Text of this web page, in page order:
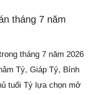
tháng 7 năm
tháng 7 năm 2026
Tý, Giáp Tý, Bính
tuổi Tý lựa chọn mở